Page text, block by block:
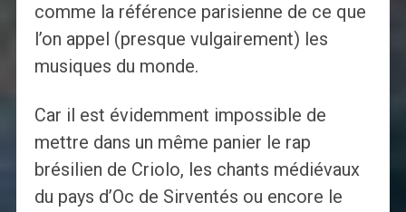
comme la référence parisienne de ce que
l’on appel (presque vulgairement) les
musiques du monde.
Car il est évidemment impossible de
mettre dans un même panier le rap
brésilien de Criolo, les chants médiévaux
du pays d’Oc de Sirventés ou encore le